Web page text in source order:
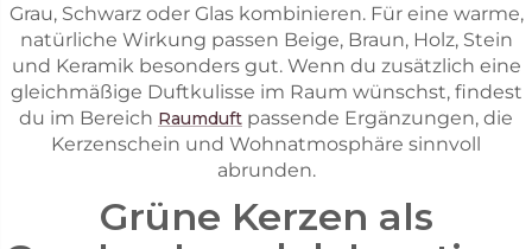
Grau, Schwarz oder Glas kombinieren. Für eine warme,
natürliche Wirkung passen Beige, Braun, Holz, Stein
und Keramik besonders gut. Wenn du zusätzlich eine
gleichmäßige Duftkulisse im Raum wünschst, findest
du im Bereich Raumduft passende Ergänzungen, die
Kerzenschein und Wohnatmosphäre sinnvoll
abrunden.
Grüne Kerzen als